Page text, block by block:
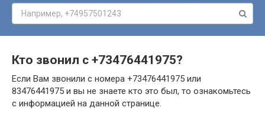
Кто звонил с +73476441975?
Если Вам звонили с номера +73476441975 или
83476441975 и вы не знаете кто это был, то ознакомьтесь
с информацией на данной странице.